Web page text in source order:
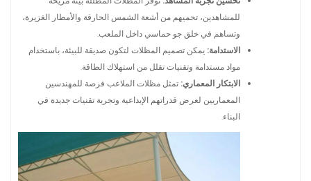
للمشاهدين، تحميهم من أشعة الشمس الحارقة والأمطار الغزيرة،
وتساهم في خلق جو حماسي داخل الملعب.
الاستدامة: يمكن تصميم المظلات لتكون صديقة للبيئة، باستخدام
مواد مستدامة وتقنيات تقلل من استهلاك الطاقة.
الابتكار المعماري: تمثل مظلات الملاعب فرصة للمهندسين
المعماريين لعرض قدراتهم الإبداعية وتجربة تقنيات جديدة في
البناء.